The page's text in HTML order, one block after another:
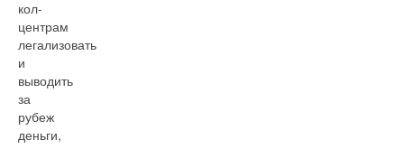
кол-
центрам
легализовать
и
выводить
за
рубеж
деньги,